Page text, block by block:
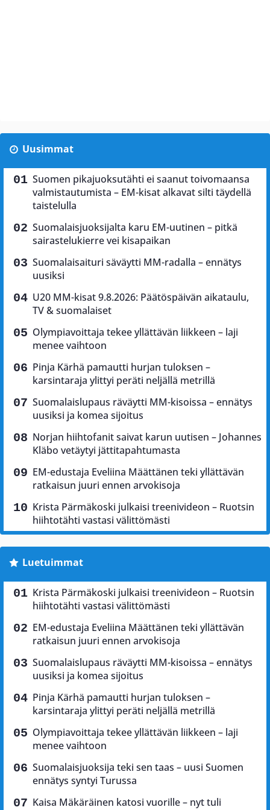
Uusimmat
Suomen pikajuoksutähti ei saanut toivomaansa
valmistautumista – EM-kisat alkavat silti täydellä
taistelulla
Suomalaisjuoksijalta karu EM-uutinen – pitkä
sairastelukierre vei kisapaikan
Suomalaisaituri säväytti MM-radalla – ennätys
uusiksi
U20 MM-kisat 9.8.2026: Päätöspäivän aikataulu,
TV & suomalaiset
Olympiavoittaja tekee yllättävän liikkeen – laji
menee vaihtoon
Pinja Kärhä pamautti hurjan tuloksen –
karsintaraja ylittyi peräti neljällä metrillä
Suomalaislupaus räväytti MM-kisoissa – ennätys
uusiksi ja komea sijoitus
Norjan hiihtofanit saivat karun uutisen – Johannes
Kläbo vetäytyi jättitapahtumasta
EM-edustaja Eveliina Määttänen teki yllättävän
ratkaisun juuri ennen arvokisoja
Krista Pärmäkoski julkaisi treenivideon – Ruotsin
hiihtotähti vastasi välittömästi
Luetuimmat
Krista Pärmäkoski julkaisi treenivideon – Ruotsin
hiihtotähti vastasi välittömästi
EM-edustaja Eveliina Määttänen teki yllättävän
ratkaisun juuri ennen arvokisoja
Suomalaislupaus räväytti MM-kisoissa – ennätys
uusiksi ja komea sijoitus
Pinja Kärhä pamautti hurjan tuloksen –
karsintaraja ylittyi peräti neljällä metrillä
Olympiavoittaja tekee yllättävän liikkeen – laji
menee vaihtoon
Suomalaisjuoksija teki sen taas – uusi Suomen
ennätys syntyi Turussa
Kaisa Mäkäräinen katosi vuorille – nyt tuli